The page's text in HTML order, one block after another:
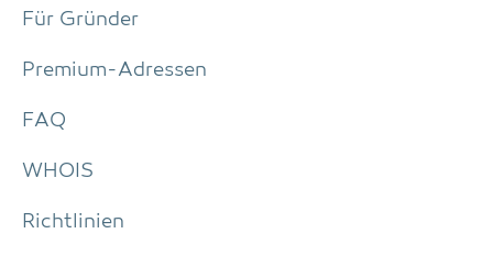
Für Grün­der
Pre­­mi­um-Adres­­sen
FAQ
WHOIS
Richt­li­ni­en